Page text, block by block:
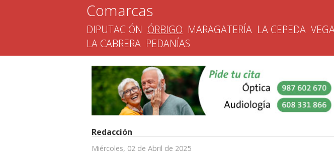
Comarcas
DIPUTACIÓN ÓRBIGO MARAGATERÍA LA CEPEDA
LA CABRERA PEDANÍAS
Redacción
Miércoles, 02 de Abril de 2025